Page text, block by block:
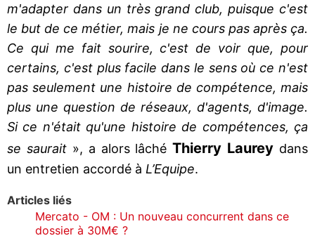
m'adapter dans un très grand club, puisque c'est
le but de ce métier, mais je ne cours pas après ça.
Ce qui me fait sourire, c'est de voir que, pour
certains, c'est plus facile dans le sens où ce n'est
pas seulement une histoire de compétence, mais
plus une question de réseaux, d'agents, d'image.
Si ce n'était qu'une histoire de compétences, ça
se saurait», a alors lâchéThierry Laurey dans
un entretien accordé à L’Equipe.
Articles liés
Mercato - OM : Un nouveau concurrent dans ce
dossier à 30M€ ?